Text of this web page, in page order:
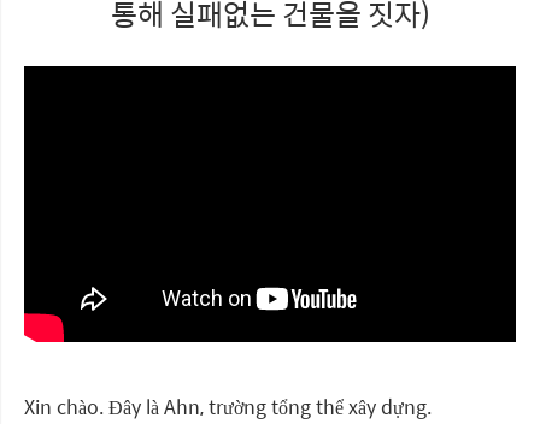
통해 실패없는 건물을 짓자)
Xin chào. Đây là Ahn, trường tổng thể xây dựng.